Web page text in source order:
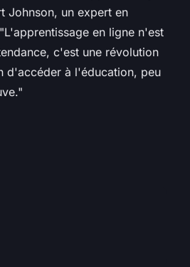
Johnson, un expert en
en ligne n'est
c'est une révolution
d'accéder à l'éducation, peu